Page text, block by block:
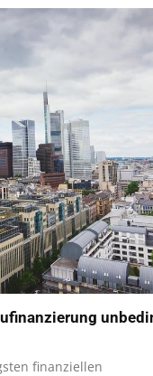
finanziellen